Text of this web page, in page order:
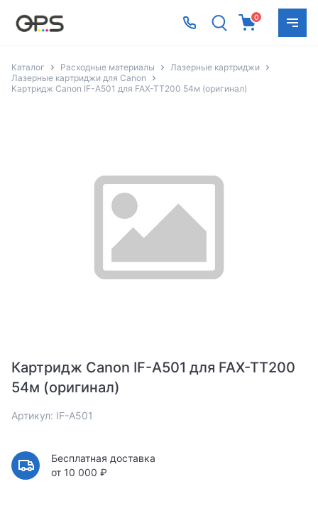
0
Каталог Расходные материалы
Лазерные картриджи
Лазерные картриджи для Canon
Картридж Canon IF-A501 для FAX-TT200 54м (оригинал)
Картридж Canon IF-A501 для FAX-TT200
54м (оригинал)
Артикул: IF-A501
Бесплатная доставка
от 10 000 ₽